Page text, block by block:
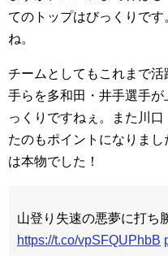
てのトップはびっくりで
ね。
チームとしてもこれまで
手らを多和田・井手選手
っくりですねぇ。また川
たのもポイントになりま
は本物でした！
山登り失速の悪夢に打ち
https://t.co/vpSFQUPhbB